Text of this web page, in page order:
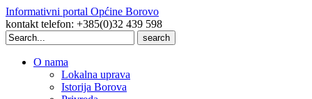
Informativni portal Općine Borovo
kontakt telefon: +385(0)32 439 598
Search
for:
Search
O nama
Lokalna uprava
Istorija Borova